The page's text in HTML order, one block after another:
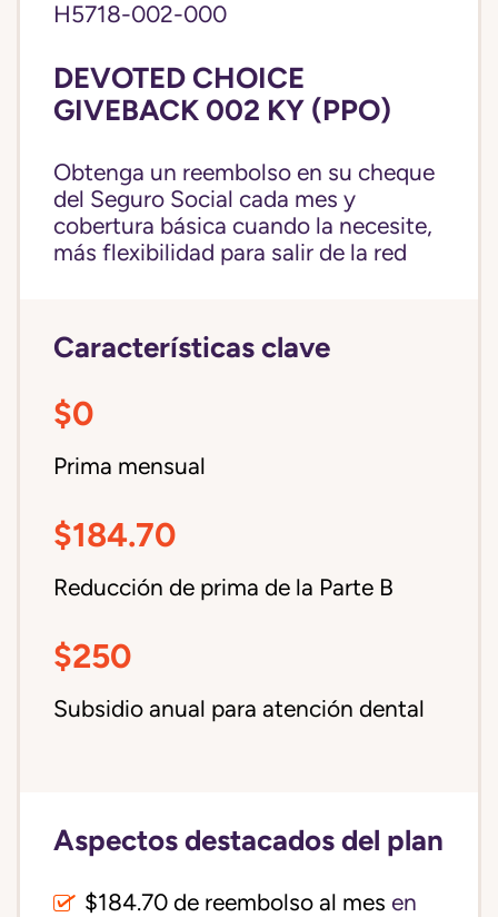
H5718-002-000
DEVOTED CHOICE
GIVEBACK 002 KY (PPO)
Obtenga un reembolso en su cheque
del Seguro Social cada mes y
cobertura básica cuando la necesite,
más flexibilidad para salir de la red
Características clave
$0
Prima mensual
$184.70
Reducción de prima de la Parte B
$250
Subsidio anual para atención dental
Aspectos destacados del plan
$184.70 de reembolso al mes en